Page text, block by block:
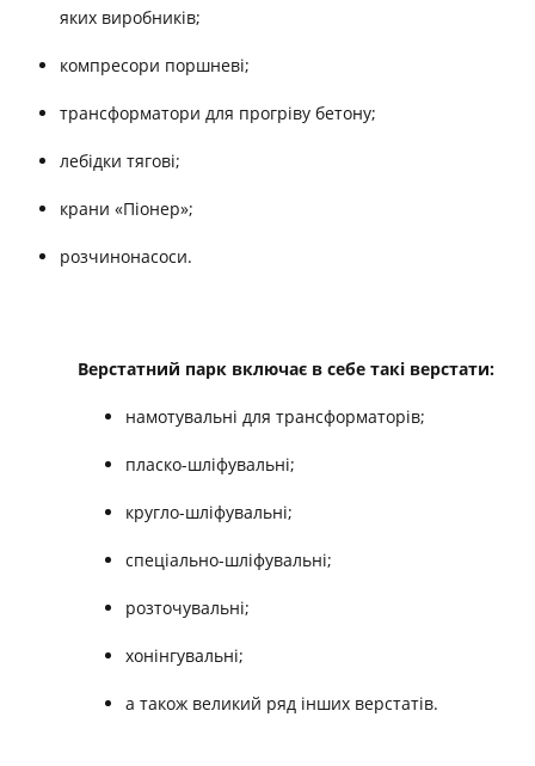
яких виробників;
компресори поршневі;
трансформатори для прогріву бетону;
лебідки тягові;
крани «Піонер»;
розчинонасоси.
Верстатний парк включає в себе такі верстати:
намотувальні для трансформаторів;
пласко-шліфувальні;
кругло-шліфувальні;
спеціально-шліфувальні;
розточувальні;
хонінгувальні;
а також великий ряд інших верстатів.